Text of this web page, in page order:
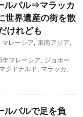
ルバル⇒マラッカ
世界遺産の街を散
けれども
マレーシア, 東南アジア,
年マレーシア, ジョホー
マクドナルド, マラッカ ,
ルバルで足を負